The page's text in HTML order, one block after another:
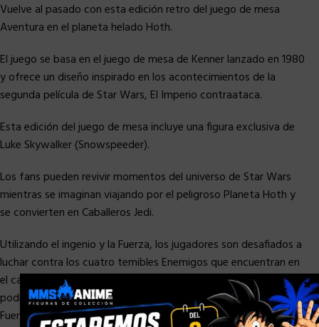
Vuelve al pasado con esta edición retro del juego de mesa
Aventura en el planeta helado Hoth.
El juego se basa en el juego de mesa de Kenner lanzado en 1980
y ofrece un diseño inspirado en los acontecimientos de la
segunda película de Star Wars, El Imperio contraataca.
Esta edición del juego de mesa incluye una figura exclusiva de
Luke Skywalker (Snowspeeder).
Los fans pueden revivir momentos del universo de Star Wars
mientras se imaginan viajando por el peligroso Planeta Hoth y
se convierten en Caballeros Jedi.
Utilizando el ingenio y la Fuerza, los jugadores son desafiados a
luchar contra los cuatro temibles Enemigos que encuentran en
el camino a lo largo de sus aventuras en el Planeta Hoth. ¿Quién
podrá derrotar al villano más malvado del Imperio? ¡Reúne la
Fuerza necesaria para luchar y derrotar a Darth Vader!
×